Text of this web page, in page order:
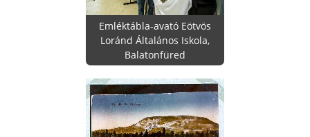
Emléktábla-avató Eötvös
Loránd Általános Iskola,
Balatonfüred